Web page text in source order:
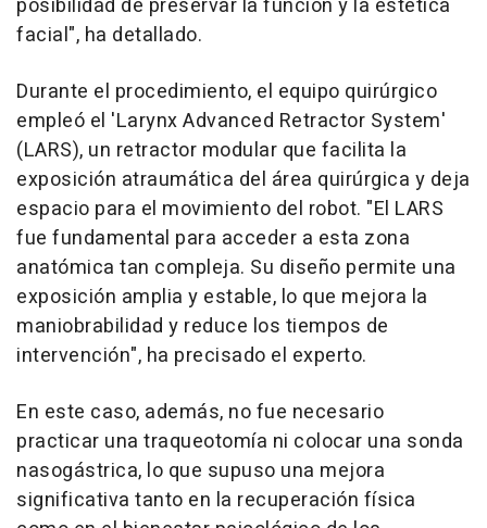
posibilidad de preservar la función y la estética
facial", ha detallado.
Durante el procedimiento, el equipo quirúrgico
empleó el 'Larynx Advanced Retractor System'
(LARS), un retractor modular que facilita la
exposición atraumática del área quirúrgica y deja
espacio para el movimiento del robot. "El LARS
fue fundamental para acceder a esta zona
anatómica tan compleja. Su diseño permite una
exposición amplia y estable, lo que mejora la
maniobrabilidad y reduce los tiempos de
intervención", ha precisado el experto.
En este caso, además, no fue necesario
practicar una traqueotomía ni colocar una sonda
nasogástrica, lo que supuso una mejora
significativa tanto en la recuperación física